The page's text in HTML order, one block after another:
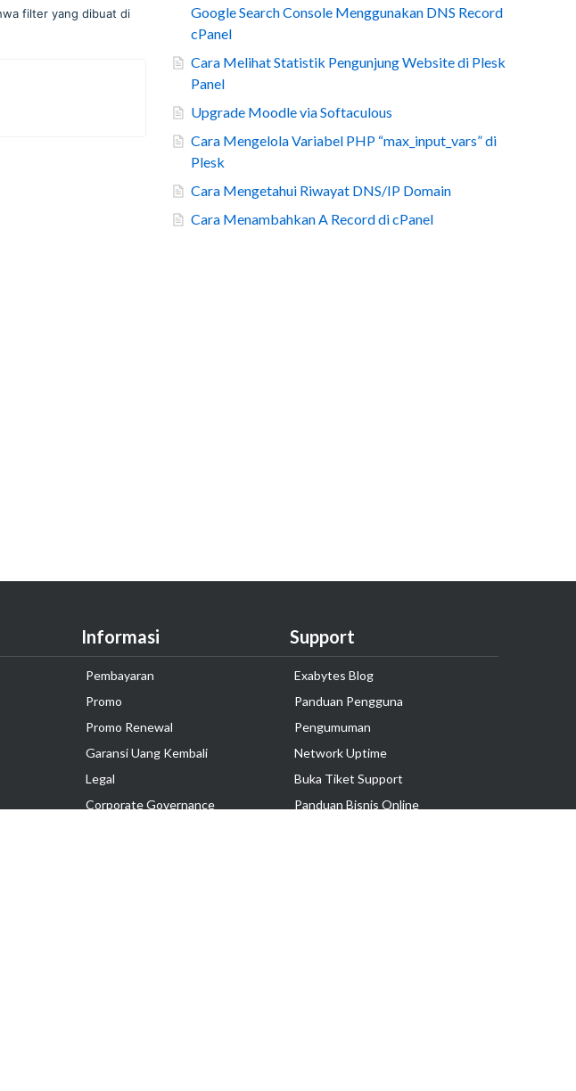
filter yang dibuat di
Google Search Console Menggunakan DNS Record
cPanel
Cara Melihat Statistik Pengunjung Website di Plesk
Panel
Upgrade Moodle via Softaculous
Cara Mengelola Variabel PHP “max_input_vars” di
Plesk
Cara Mengetahui Riwayat DNS/IP Domain
Cara Menambahkan A Record di cPanel
Informasi
Pembayaran
Promo
Promo Renewal
Garansi Uang Kembali
Legal
Corporate Governance
Support
Exabytes Blog
Panduan Pengguna
Pengumuman
Network Uptime
Buka Tiket Support
Panduan Bisnis Online